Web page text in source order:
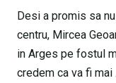
Desi a promis sa
centru, Mircea
in Arges pe fostul
credem ca va fi